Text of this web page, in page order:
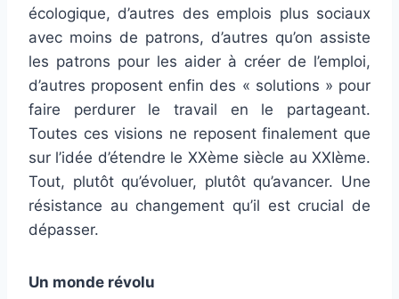
écologique, d’autres des emplois plus sociaux
avec moins de patrons, d’autres qu’on assiste
les patrons pour les aider à créer de l’emploi,
d’autres proposent enfin des « solutions » pour
faire perdurer le travail en le partageant.
Toutes ces visions ne reposent finalement que
sur l’idée d’étendre le XXème siècle au XXIème.
Tout, plutôt qu’évoluer, plutôt qu’avancer. Une
résistance au changement qu’il est crucial de
dépasser.
Un monde révolu